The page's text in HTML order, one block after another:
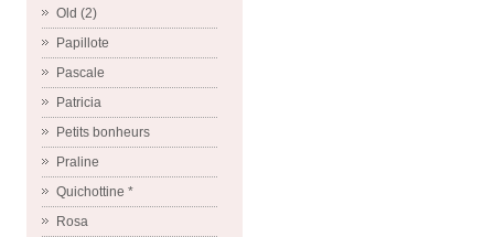
Old (2)
Papillote
Pascale
Patricia
Petits bonheurs
Praline
Quichottine *
Rosa